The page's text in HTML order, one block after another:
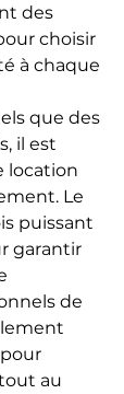
des
choisir
à chaque
que des
il est
location
Le
puissant
garantir
de
au